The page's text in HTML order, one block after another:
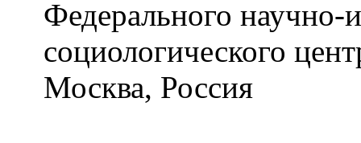
Федерального научно-
социологического
Москва, Россия